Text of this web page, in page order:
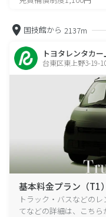
国技館から 2137m
トヨタレンタカ
台東区東上野3-19-
基本料金プラン（T1）
トラック・バスなどの
てなどの詳細は、こちら